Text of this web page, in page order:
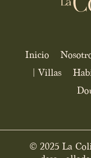
Inicio
| Villas
© 2025 La